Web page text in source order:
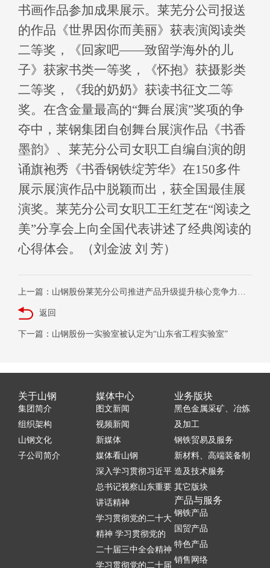
书画作品参加成果展示。莱芜分公司报送
的作品《世界因你而美丽》获表演阅读类
二等奖，《回家吧——致留学海外的儿
子》获家书类一等奖，《怀抱》获摄影类
二等奖，《我的奶奶》获读书征文二等
奖。在含金量最高的“舞台展演”奖项的争
夺中，莱钢集团自创舞台展演作品《书香
墨韵》、莱芜分公司女职工自编自演的朗
诵旗袍秀《书香钢铁绽芳华》在150多件
展示展演作品中脱颖而出，获全国最佳展
演奖。莱芜分公司女职工王红芝在“阅读之
美”分享会上向全国代表讲述了经典阅读的
心得体会。（刘金波 刘 芳）
上一篇：山钢股份莱芜分公司推进产品升级提升核心竞争力——发力高端
返回
下一篇：山钢股份一实验室被认定为“山东省工程实验室”
关于山钢
集团简介
组织架构
山钢文化
子公司简介
媒体中心
图文新闻
视频新闻
新媒体
媒体看山钢
深入学习贯彻习近平
总书记视察山东重要
讲话精神
学习贯彻党的二十大
精神 学习贯彻党的
二十届三中全会精神
学习贯彻党的二十届
业务版块
黑色金属采矿、冶炼
及加工
钢铁贸易及服务
新材料、高端装备制
造及技术服务
其它版块
产品与服务
钢铁产品
国贸产品
特色产品
销售网络